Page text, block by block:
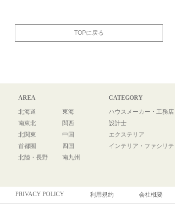
TOPに戻る
AREA
北海道
南東北
北関東
首都圏
北陸・長野
東海
関西
中国
四国
南九州
CATEGORY
ハウスメーカー・工務店
設計士
エクステリア
インテリア・ファシリテ
PRIVACY POLICY 利用規約 会社概要